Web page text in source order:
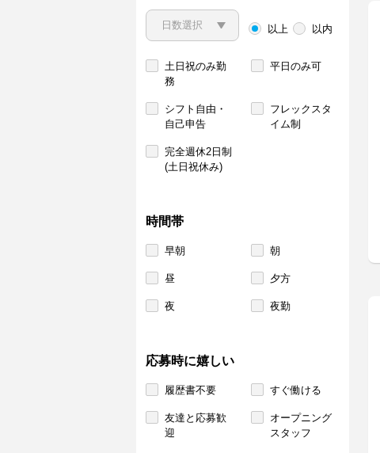
以上 以内
土日祝のみ勤
務
平日のみ可
シフト自由・
自己申告
フレックスタ
イム制
完全週休2日制
(土日祝休み)
時間帯
早朝 朝
昼 夕方
夜 夜勤
応募時に嬉しい
履歴書不要 すぐ働ける
友達と応募歓
迎
オープニング
スタッフ